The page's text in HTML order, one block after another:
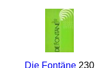
Die Fontäne 230